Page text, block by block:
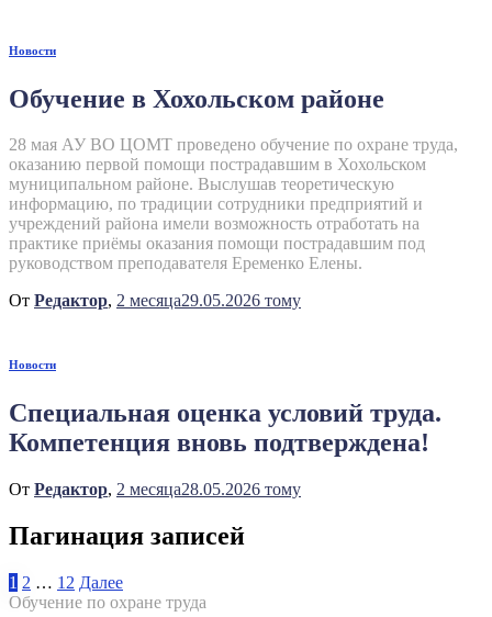
Новости
Обучение в Хохольском районе
28 мая АУ ВО ЦОМТ проведено обучение по охране труда,
оказанию первой помощи пострадавшим в Хохольском
муниципальном районе. Выслушав теоретическую
информацию, по традиции сотрудники предприятий и
учреждений района имели возможность отработать на
практике приёмы оказания помощи пострадавшим под
руководством преподавателя Еременко Елены.
От Редактор, 2 месяца29.05.2026 тому
Новости
Специальная оценка условий труда.
Компетенция вновь подтверждена!
От Редактор, 2 месяца28.05.2026 тому
Пагинация записей
1 2 … 12 Далее
Обучение по охране труда